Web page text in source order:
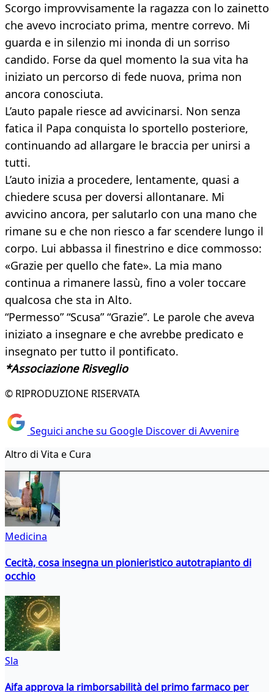
Scorgo improvvisamente la ragazza con lo zainetto
che avevo incrociato prima, mentre correvo. Mi
guarda e in silenzio mi inonda di un sorriso
candido. Forse da quel momento la sua vita ha
iniziato un percorso di fede nuova, prima non
ancora conosciuta.
L’auto papale riesce ad avvicinarsi. Non senza
fatica il Papa conquista lo sportello posteriore,
continuando ad allargare le braccia per unirsi a
tutti.
L’auto inizia a procedere, lentamente, quasi a
chiedere scusa per doversi allontanare. Mi
avvicino ancora, per salutarlo con una mano che
rimane su e che non riesco a far scendere lungo il
corpo. Lui abbassa il finestrino e dice commosso:
«Grazie per quello che fate». La mia mano
continua a rimanere lassù, fino a voler toccare
qualcosa che sta in Alto.
“Permesso” “Scusa” “Grazie”. Le parole che aveva
iniziato a insegnare e che avrebbe predicato e
insegnato per tutto il pontificato.
*Associazione Risveglio
© RIPRODUZIONE RISERVATA
Seguici anche su Google Discover di Avvenire
Altro di Vita e Cura
Medicina
Cecità, cosa insegna un pionieristico autotrapianto di
occhio
Sla
Aifa approva la rimborsabilità del primo farmaco per